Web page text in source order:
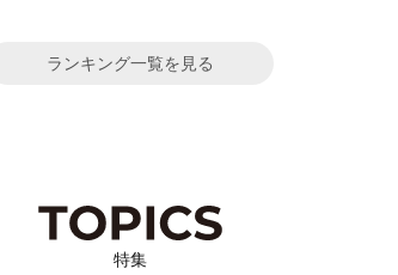
ランキング一覧を見る
特集